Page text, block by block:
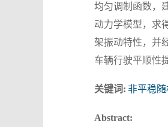
均匀调制函数，
动力学模型，求
架振动特性，并
车辆行驶平顺性
关键词: 非平稳
Abstract: